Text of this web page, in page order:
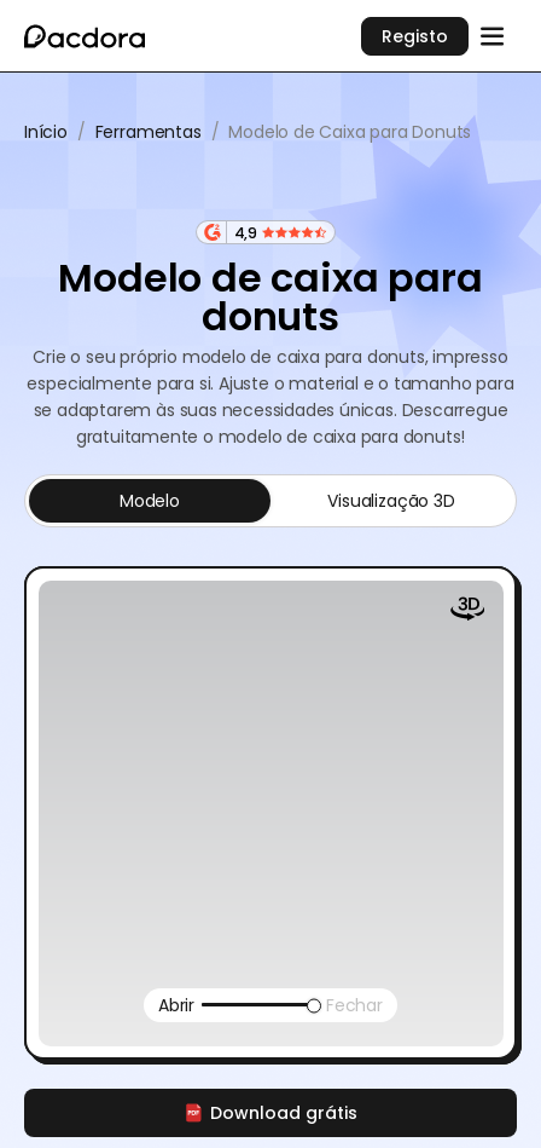
Registo
Início / Ferramentas / Modelo de Caixa para Donuts
4,9
Modelo de caixa para
donuts
Crie o seu próprio modelo de caixa para donuts, impresso
especialmente para si. Ajuste o material e o tamanho para
se adaptarem às suas necessidades únicas. Descarregue
gratuitamente o modelo de caixa para donuts!
Download grátis
Modelo Visualização 3D
Abrir Fechar